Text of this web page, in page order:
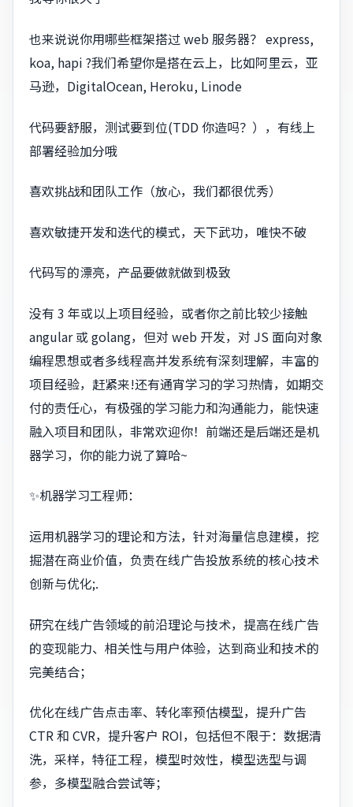
也来说说你用哪些框架搭过 web 服务器？ express,
koa, hapi ?我们希望你是搭在云上，比如阿里云，亚
马逊，DigitalOcean, Heroku, Linode
代码要舒服，测试要到位(TDD 你造吗？），有线上
部署经验加分哦
喜欢挑战和团队工作（放心，我们都很优秀）
喜欢敏捷开发和迭代的模式，天下武功，唯快不破
代码写的漂亮，产品要做就做到极致
没有 3 年或以上项目经验，或者你之前比较少接触
angular 或 golang，但对 web 开发，对 JS 面向对象
编程思想或者多线程高并发系统有深刻理解，丰富的
项目经验，赶紧来!还有通宵学习的学习热情，如期交
付的责任心，有极强的学习能力和沟通能力，能快速
融入项目和团队，非常欢迎你！前端还是后端还是机
器学习，你的能力说了算哈~
✨机器学习工程师：
运用机器学习的理论和方法，针对海量信息建模，挖
掘潜在商业价值，负责在线广告投放系统的核心技术
创新与优化;.
研究在线广告领域的前沿理论与技术，提高在线广告
的变现能力、相关性与用户体验，达到商业和技术的
完美结合；
优化在线广告点击率、转化率预估模型，提升广告
CTR 和 CVR，提升客户 ROI，包括但不限于：数据清
洗，采样，特征工程，模型时效性，模型选型与调
参，多模型融合尝试等；